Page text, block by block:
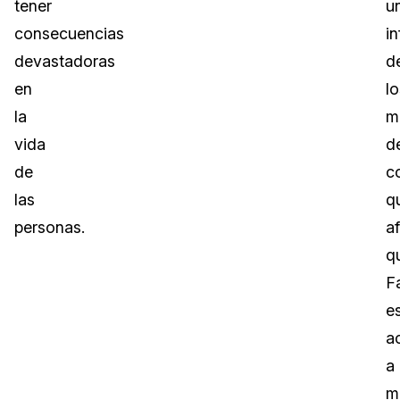
tener
consecuencias
devastadoras
en
la
vida
de
las
personas.
a